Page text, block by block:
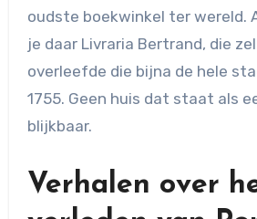
oudste boekwinkel ter wereld.
je daar Livraria Bertrand, die
overleefde die bijna de hele
1755. Geen huis dat staat als
blijkbaar.
Verhalen over